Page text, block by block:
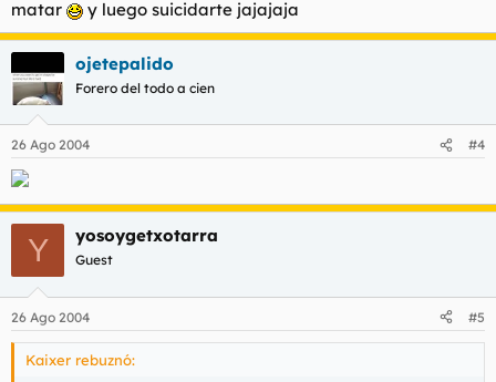
matar
y luego suicidarte jajajaja
ojetepalido
Forero del todo a cien
26 Ago 2004 #4
Y yosoygetxotarra
Guest
26 Ago 2004 #5
Kaixer rebuznó: